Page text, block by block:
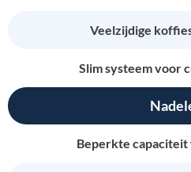
Veelzijdige
Slim systeem voor
Beperkte